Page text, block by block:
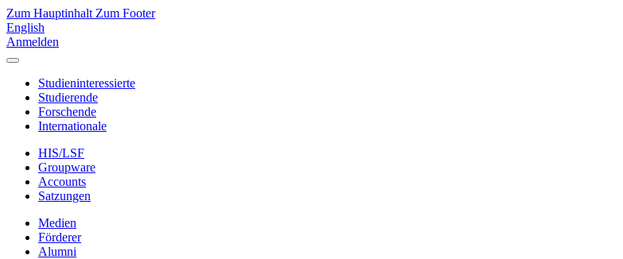
Zum Hauptinhalt Zum Footer
English
Anmelden
Studieninteressierte
Studierende
Forschende
Internationale
HIS/LSF
Groupware
Accounts
Satzungen
Medien
Förderer
Alumni